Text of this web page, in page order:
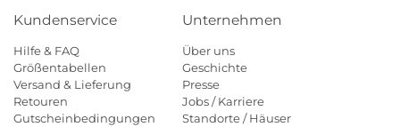
Kundenservice
Hilfe & FAQ
Größentabellen
Versand & Lieferung
Retouren
Gutscheinbedingungen
Unternehmen
Über uns
Geschichte
Presse
Jobs / Karriere
Standorte / Häuser